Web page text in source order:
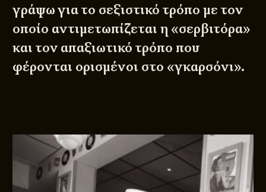
γράψω για το σεξιστικό τρόπο με τον
οποίο αντιμετωπίζεται η «σερβιτόρα»
και τον απαξιωτικό τρόπο που
φέρονται ορισμένοι στο «γκαρσόνι».